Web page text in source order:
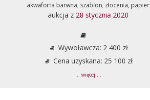
akwaforta barwna, szablon, złocenia, papier
aukcja z 28 stycznia 2020
Wywoławcza: 2 400 zł
Cena uzyskana: 25 100 zł
... więcej ...